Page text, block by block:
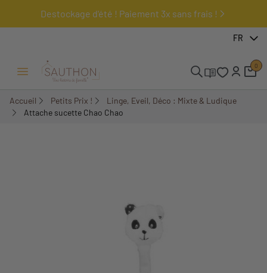
Destockage d'été ! Paiement 3x sans frais !
FR
Ouvrir/Fermer menu
0
Accueil Petits Prix !
Linge, Eveil, Déco : Mixte & Ludique
Attache sucette Chao Chao